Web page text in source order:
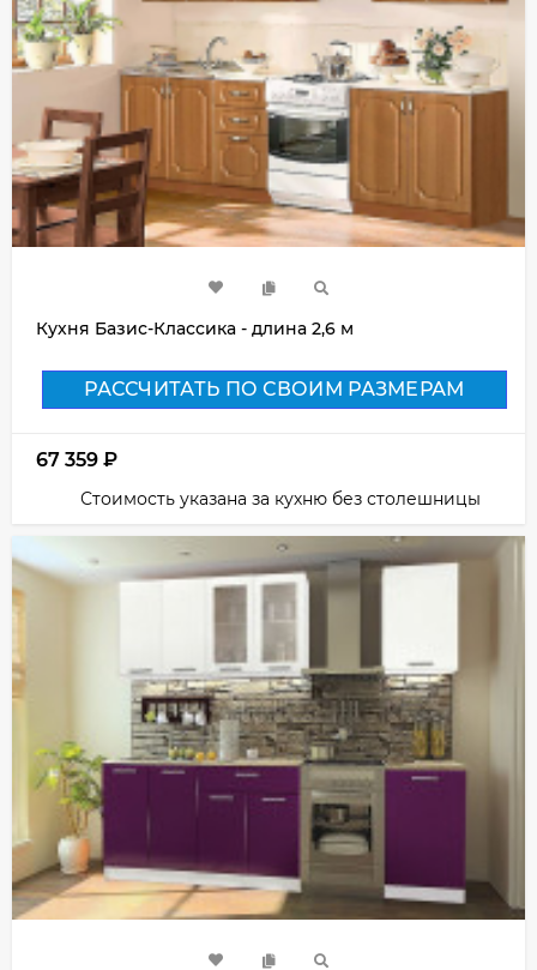
Кухня Базис-Классика - длина 2,6 м
РАССЧИТАТЬ ПО СВОИМ РАЗМЕРАМ
67 359 ₽
Стоимость указана за кухню без столешницы